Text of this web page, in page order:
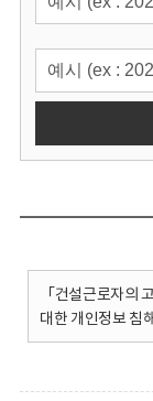
「건설근로자의
대한 개인정보 침